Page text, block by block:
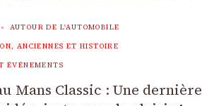
AUTOUR DE L'AUTOMOBILE
ANCIENNES ET HISTOIRE
ÉVÉNEMENTS
Mans Classic : Une dernière